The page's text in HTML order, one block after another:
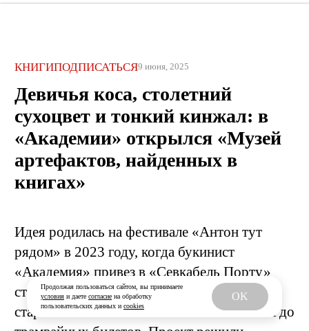
Продолжая пользоваться сайтом, вы принимаете
условия и даете согласие на обработку
пользовательских данных и cookies
OK
КНИГИПОДПИСАТЬСЯ9 июня, 2025
Девичья коса, столетний
сухоцвет и тонкий кинжал: в
«Академии» открылся «Музей
артефактов, найденных в
книгах»
Идея родилась на фестивале «Антон тут
рядом» в 2023 году, когда букинист
«Академия» привез в «Севкабель Порту»
стол-витрину с сотнями находок из
старинных томов — от любовных записок до